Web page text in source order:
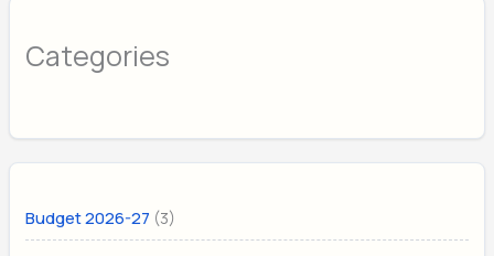
Categories
Budget 2026-27 (3)